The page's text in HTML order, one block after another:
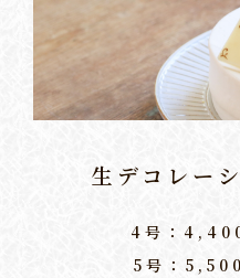
生デコレー
4号：
5号：